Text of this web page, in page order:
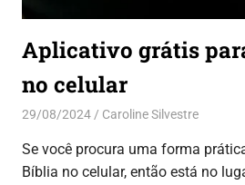
Aplicativo grátis
no celular
29/08/2024 Caroline Silvestre
Se você procura uma forma
Bíblia no celular, então está no